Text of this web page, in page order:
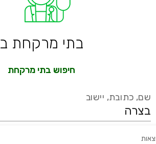
בתי מרקחת ב
חיפוש בתי מרקחת
שם, כתובת, יישוב